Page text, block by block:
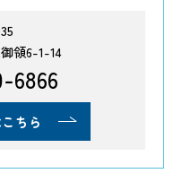
領6-1-14
6866
ちら